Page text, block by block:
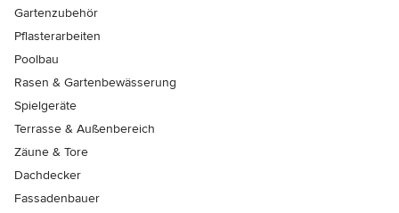
Gartenzubehör
Pflasterarbeiten
Poolbau
Rasen & Gartenbewässerung
Spielgeräte
Terrasse & Außenbereich
Zäune & Tore
Dachdecker
Fassadenbauer